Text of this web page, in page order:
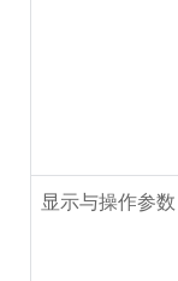
显示与操作参数